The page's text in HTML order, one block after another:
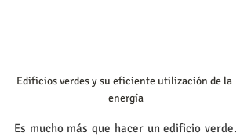
Edificios verdes y su eficiente utilización de la
energía
Es mucho más que hacer un edificio verde.